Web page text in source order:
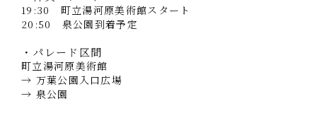
19:30 町立湯河原美術館スタート
20:50 泉公園到着予定
・パレード区間
町立湯河原美術館
→ 万葉公園入口広場
→ 泉公園